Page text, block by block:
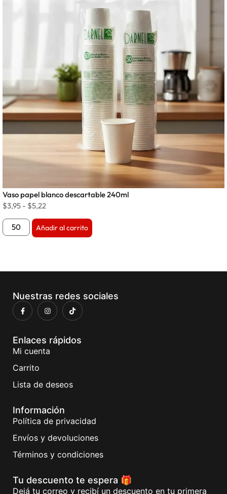
Vaso papel blanco descartable 240ml
$3,95 - $5,22
Añadir al carrito
Nuestras redes sociales
Enlaces rápidos
Mi cuenta
Carrito
Lista de deseos
Información
Política de privacidad
Envíos y devoluciones
Términos y condiciones
Tu descuento te espera 🎁
Dejá tu correo y recibí un descuento en tu primera